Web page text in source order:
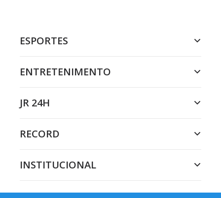
ESPORTES
ENTRETENIMENTO
JR 24H
RECORD
INSTITUCIONAL